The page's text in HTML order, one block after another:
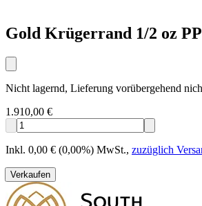
Gold Krügerrand 1/2 oz
Nicht lagernd, Lieferung vorübergehend
1.910,00 €
Inkl. 0,00 € (0,00%) MwSt., zuzüglich
Verkaufen